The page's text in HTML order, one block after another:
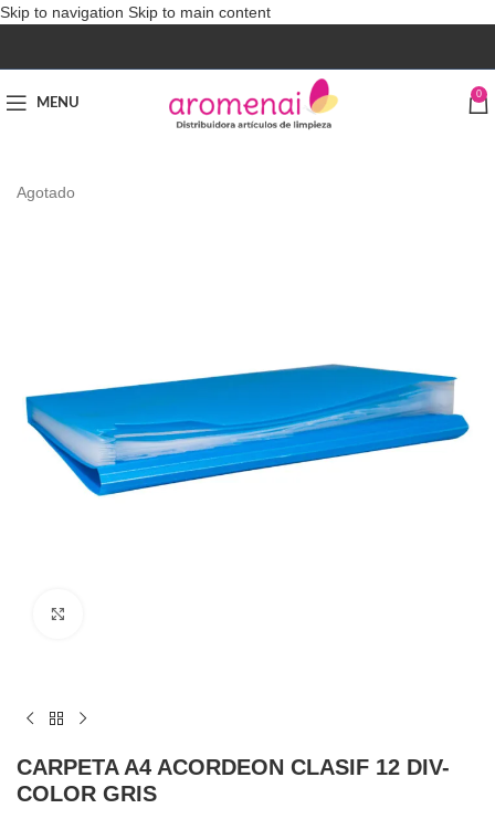
Skip to navigation Skip to main content
MENU
0
Agotado
CARPETA A4 ACORDEON CLASIF 12 DIV-
COLOR GRIS